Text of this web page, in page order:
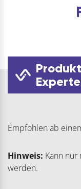
Empfohlen ab
Hinweis: Kann
werden.